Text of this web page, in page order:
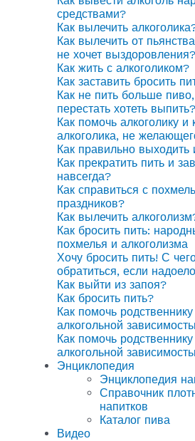
средствами?
Как вылечить
Как вылечить от
не хочет выздоровления?
Как жить с алкоголиком?
Как заставить бросить
Как не пить больше
перестать хотеть выпить?
Как помочь алкоголику и
алкоголика, не
Как правильно выходить
Как прекратить пить и
навсегда?
Как справиться с
праздников?
Как вылечить
Как бросить пить:
похмелья и алкоголизма
Хочу бросить пить! С
обратиться, если
Как выйти из запоя?
Как бросить пить?
Как помочь
алкогольной
Как помочь
алкогольной
Энциклопедия
Энциклопедия
Справочник
напитков
Каталог пива
Видео